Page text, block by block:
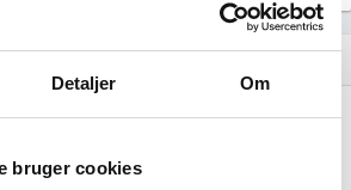
Detaljer Om
bruger cookies
datterselskaber